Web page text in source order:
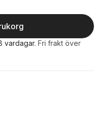
vardagar. Fri frakt över